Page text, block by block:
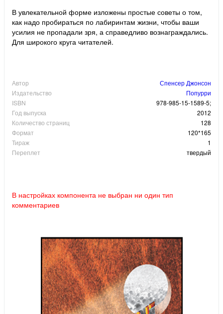
В увлекательной форме изложены простые советы о том,
как надо пробираться по лабиринтам жизни, чтобы ваши
усилия не пропадали зря, а справедливо вознаграждались.
Для широкого круга читателей.
Автор
Спенсер Джонсон
Издательство
Попурри
ISBN
978-985-15-1589-5;
Год выпуска
2012
Количество страниц
128
Формат
120*165
Тираж
1
Переплет
твердый
В настройках компонента не выбран ни один тип
комментариев